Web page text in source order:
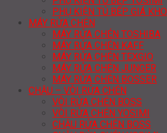
PHỤ KIỆN TỦ BẾP GIÁ KHO
MÁY RỬA CHÉN
MÁY RỬA CHÉN TOSHIBA
MÁY RỬA CHÉN KAFF
MÁY RỬA CHÉN TEXGIO
MÁY RỬA CHÉN JUNGER
MÁY RỬA CHÉN BOSSER
CHẬU – VÒI RỬA CHÉN
VÒI RỬA CHÉN BOSS
VÒI RỬA CHÉN YOSIMI
CHẬU RỬA CHÉN BOSS